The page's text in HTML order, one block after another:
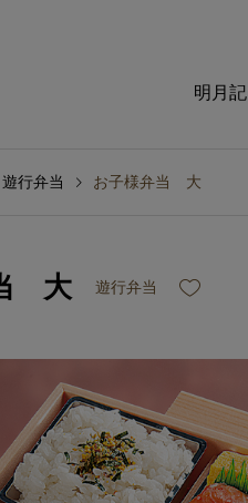
明月記
遊行弁当 お子様弁当 大
大 遊行弁当